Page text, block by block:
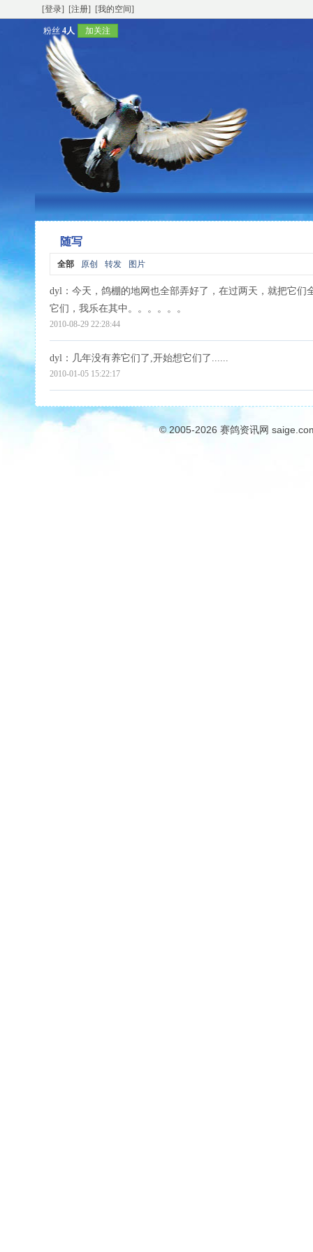
[登录] [注册] [我的空间]
粉丝 4人 加关注
随写
全部 原创 转发 图片
dyl ：今天，鸽棚的地网也全部弄好了，在过两天，就把它
它们，我乐在其中。。。。。。
2010-08-29 22:28:44
dyl ：几年没有养它们了,开始想它们了......
2010-01-05 15:22:17
© 2005-2026 赛鸽资讯网